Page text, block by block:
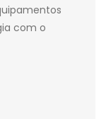
com o